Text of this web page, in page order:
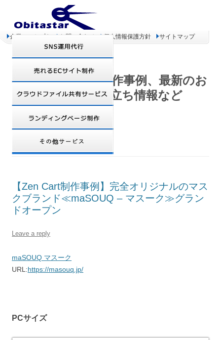
企業コンセプト お問い合わせ 個人情報保護方針 サイトマップ
オビタスター 制作事例、最新のお
得情報、お役立ち情報など
TAG ARCHIVES:ショップ
【Zen Cart制作事例】完全オリジナルのマス
クブランド≪maSOUQ – マスーク≫グラン
ドオープン
Leave a reply
maSOUQ マスーク
URL:https://masouq.jp/
PCサイズ